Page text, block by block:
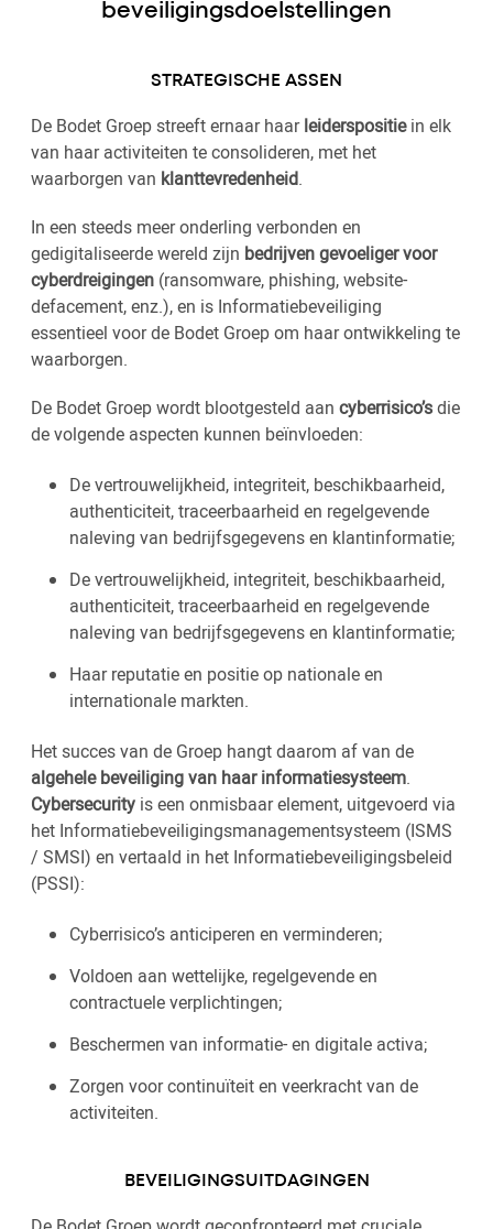
beveiligingsdoelstellingen
STRATEGISCHE ASSEN
De Bodet Groep streeft ernaar haarleiderspositiein elk
van haar activiteiten te consolideren, met het
waarborgen van klanttevredenheid.
In een steeds meer onderling verbonden en
gedigitaliseerde wereld zijn bedrijven gevoeliger voor
cyberdreigingen (ransomware, phishing, website-
defacement, enz.), en is Informatiebeveiliging
essentieel voor de Bodet Groep om haar ontwikkeling te
waarborgen.
De Bodet Groep wordt blootgesteld aan cyberrisico’sdie
de volgende aspecten kunnen beïnvloeden:
De vertrouwelijkheid, integriteit, beschikbaarheid,
authenticiteit, traceerbaarheid en regelgevende
naleving van bedrijfsgegevens en klantinformatie;
De vertrouwelijkheid, integriteit, beschikbaarheid,
authenticiteit, traceerbaarheid en regelgevende
naleving van bedrijfsgegevens en klantinformatie;
Haar reputatie en positie op nationale en
internationale markten.
Het succes van de Groep hangt daarom af van de
algehele beveiliging van haar informatiesysteem.
Cybersecurity is een onmisbaar element, uitgevoerd via
het Informatiebeveiligingsmanagementsysteem (ISMS
/ SMSI) en vertaald in het Informatiebeveiligingsbeleid
(PSSI):
Cyberrisico’s anticiperen en verminderen;
Voldoen aan wettelijke, regelgevende en
contractuele verplichtingen;
Beschermen van informatie- en digitale activa;
Zorgen voor continuïteit en veerkracht van de
activiteiten.
BEVEILIGINGSUITDAGINGEN